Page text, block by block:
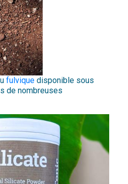
fulvique disponible sous
de nombreuses